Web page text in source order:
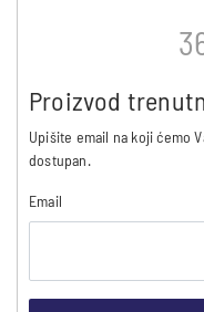
Proizvod
Upišite email na koji ćemo
dostupan.
Email